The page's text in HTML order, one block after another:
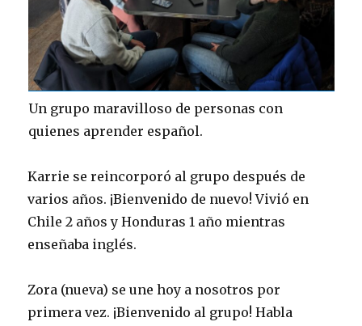
Un grupo maravilloso de personas con
quienes aprender español.
Karrie se reincorporó al grupo después de
varios años. ¡Bienvenido de nuevo! Vivió en
Chile 2 años y Honduras 1 año mientras
enseñaba inglés.
Zora (nueva) se une hoy a nosotros por
primera vez. ¡Bienvenido al grupo! Habla